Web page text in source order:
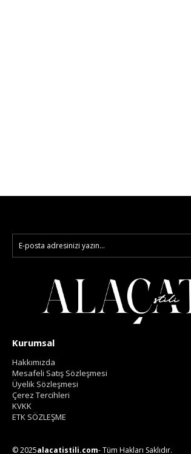
Kurumsal
Hakkımızda
Mesafeli Satış Sözleşmesi
Üyelik Sözleşmesi
Çerez Tercihleri
KVKK
ETK SÖZLEŞME
© 2025alacatistili.com- Tüm Hakları Saklıdır.